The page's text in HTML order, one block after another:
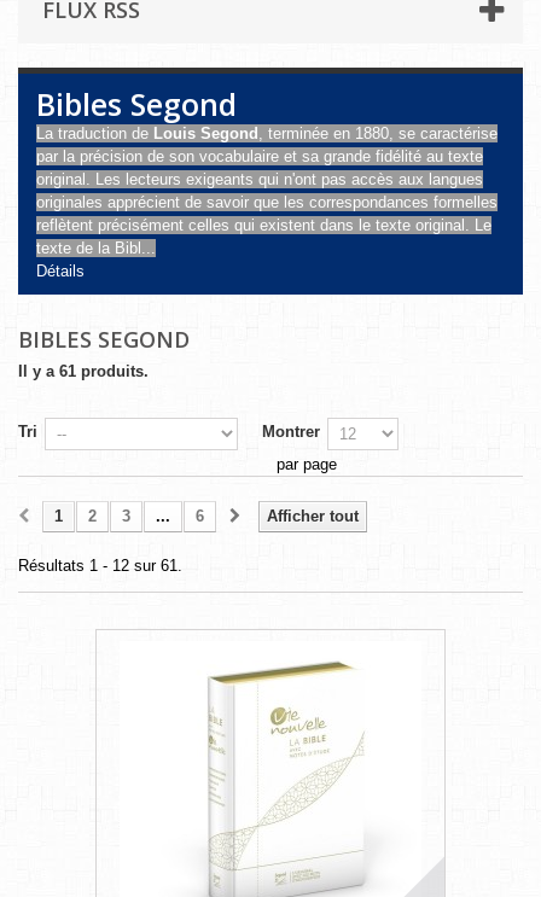
FLUX RSS
Bibles Segond
La traduction de Louis Segond , terminée en 1880, se caractérise
par la précision de son vocabulaire et sa grande fidélité au texte
original. Les lecteurs exigeants qui n'ont pas accès aux langues
originales apprécient de savoir que les correspondances formelles
reflètent précisément celles qui existent dans le texte original. Le
texte de la Bibl...
Détails
BIBLES SEGOND
Il y a 61 produits.
Tri
Montrer
par page
Afficher tout
1 2 3 ... 6
Résultats 1 - 12 sur 61.